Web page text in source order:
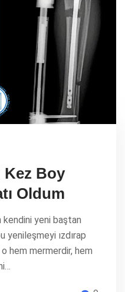
Boy
Oldum
kendini yeni baştan
yenileşmeyi ızdırap
hem mermerdir, hem